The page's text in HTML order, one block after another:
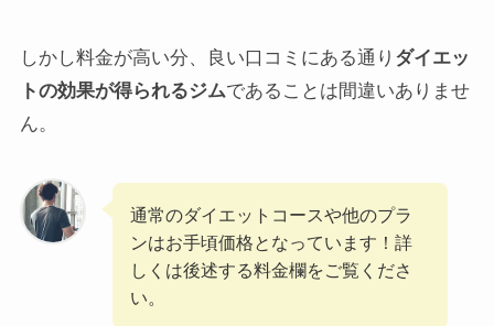
しかし料金が高い分、良い口コミにある通り ダイエッ
トの効果が得られるジムであることは間違いありませ
ん。
通常のダイエットコースや他のプラ
ンはお手頃価格となっています！詳
しくは後述する料金欄をご覧くださ
い。